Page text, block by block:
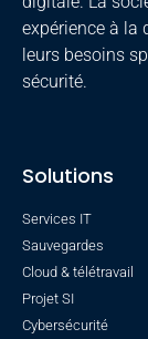
expérience à la
leurs besoins
sécurité.
Solutions
Services IT
Sauvegardes
Cloud & télétravail
Projet SI
Cybersécurité